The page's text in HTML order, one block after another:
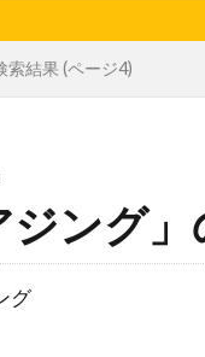
索結果 (ページ4)
ジング
グ